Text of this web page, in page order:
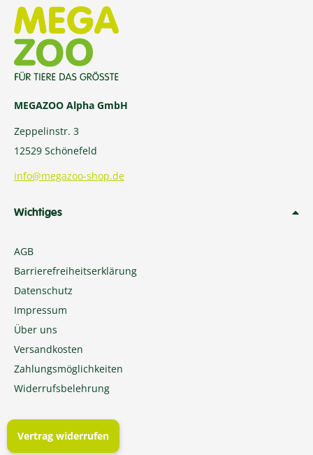
MEGAZOO Alpha GmbH
Zeppelinstr. 3
12529 Schönefeld
info@megazoo-shop.de
Wichtiges
AGB
Barrierefreiheitserklärung
Datenschutz
Impressum
Über uns
Versandkosten
Zahlungsmöglichkeiten
Widerrufsbelehrung
Vertrag widerrufen